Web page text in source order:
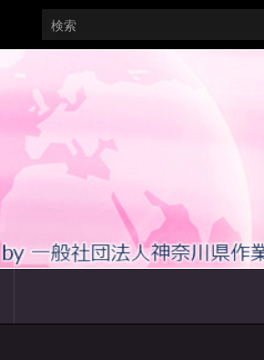
Search for: